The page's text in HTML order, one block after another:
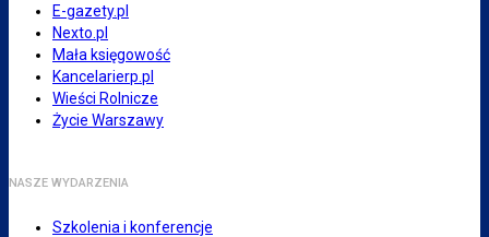
E-gazety.pl
Nexto.pl
Mała księgowość
Kancelarierp.pl
Wieści Rolnicze
Życie Warszawy
NASZE WYDARZENIA
Szkolenia i konferencje